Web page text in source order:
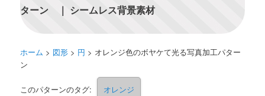
ターン ｜ シームレス背景素材
ホーム > 図形 > 円 > オレンジ色のボヤケて光る写真加工パター
ン
このパターンのタグ: オレンジ